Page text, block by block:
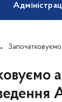
Започатковуємо акцію